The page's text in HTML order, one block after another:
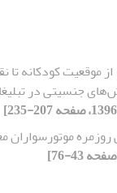
از موقعیت کودکانه تا
جنسیتی در
موتورسواران